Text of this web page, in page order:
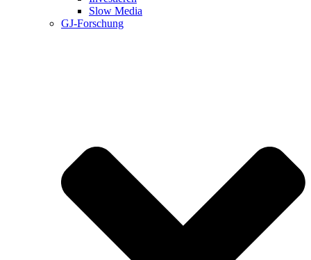
Slow Media
GJ-Forschung